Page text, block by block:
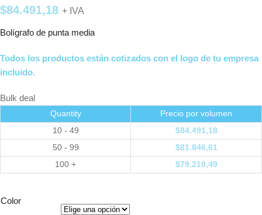
$84.491,18 + IVA
Bolígrafo de punta media
Todos los productos están cotizados con el logo de tu empresa
incluido.
Bulk deal
Quantity
Precio por volumen
10 - 49
$84.491,18
50 - 99
$81.846,61
100 +
$79.210,49
Color